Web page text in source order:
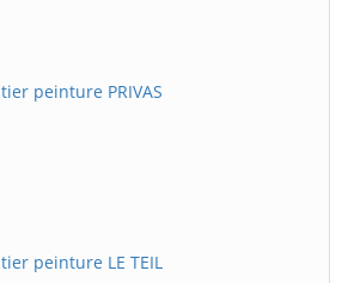
peinture PRIVAS
peinture LE TEIL